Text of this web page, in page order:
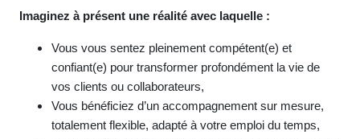
Imaginez à présent une réalité avec laquelle :
Vous vous sentez pleinement compétent(e) et
confiant(e) pour transformer profondément la vie de
vos clients ou collaborateurs,
Vous bénéficiez d’un accompagnement sur mesure,
totalement flexible, adapté à votre emploi du temps,